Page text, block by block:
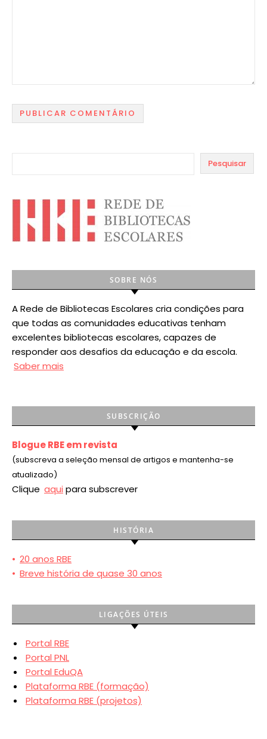
Pesquisar
SOBRE NÓS
A Rede de Bibliotecas Escolares cria condições para
que todas as comunidades educativas tenham
excelentes bibliotecas escolares, capazes de
responder aos desafios da educação e da escola.
Saber mais
SUBSCRIÇÃO
Blogue RBE em revista
(subscreva a seleção mensal de artigos e mantenha-se
atualizado)
Clique aqui para subscrever
HISTÓRIA
• 20 anos RBE
• Breve história de quase 30 anos
LIGAÇÕES ÚTEIS
Portal RBE
Portal PNL
Portal EduQA
Plataforma RBE (formação)
Plataforma RBE (projetos)